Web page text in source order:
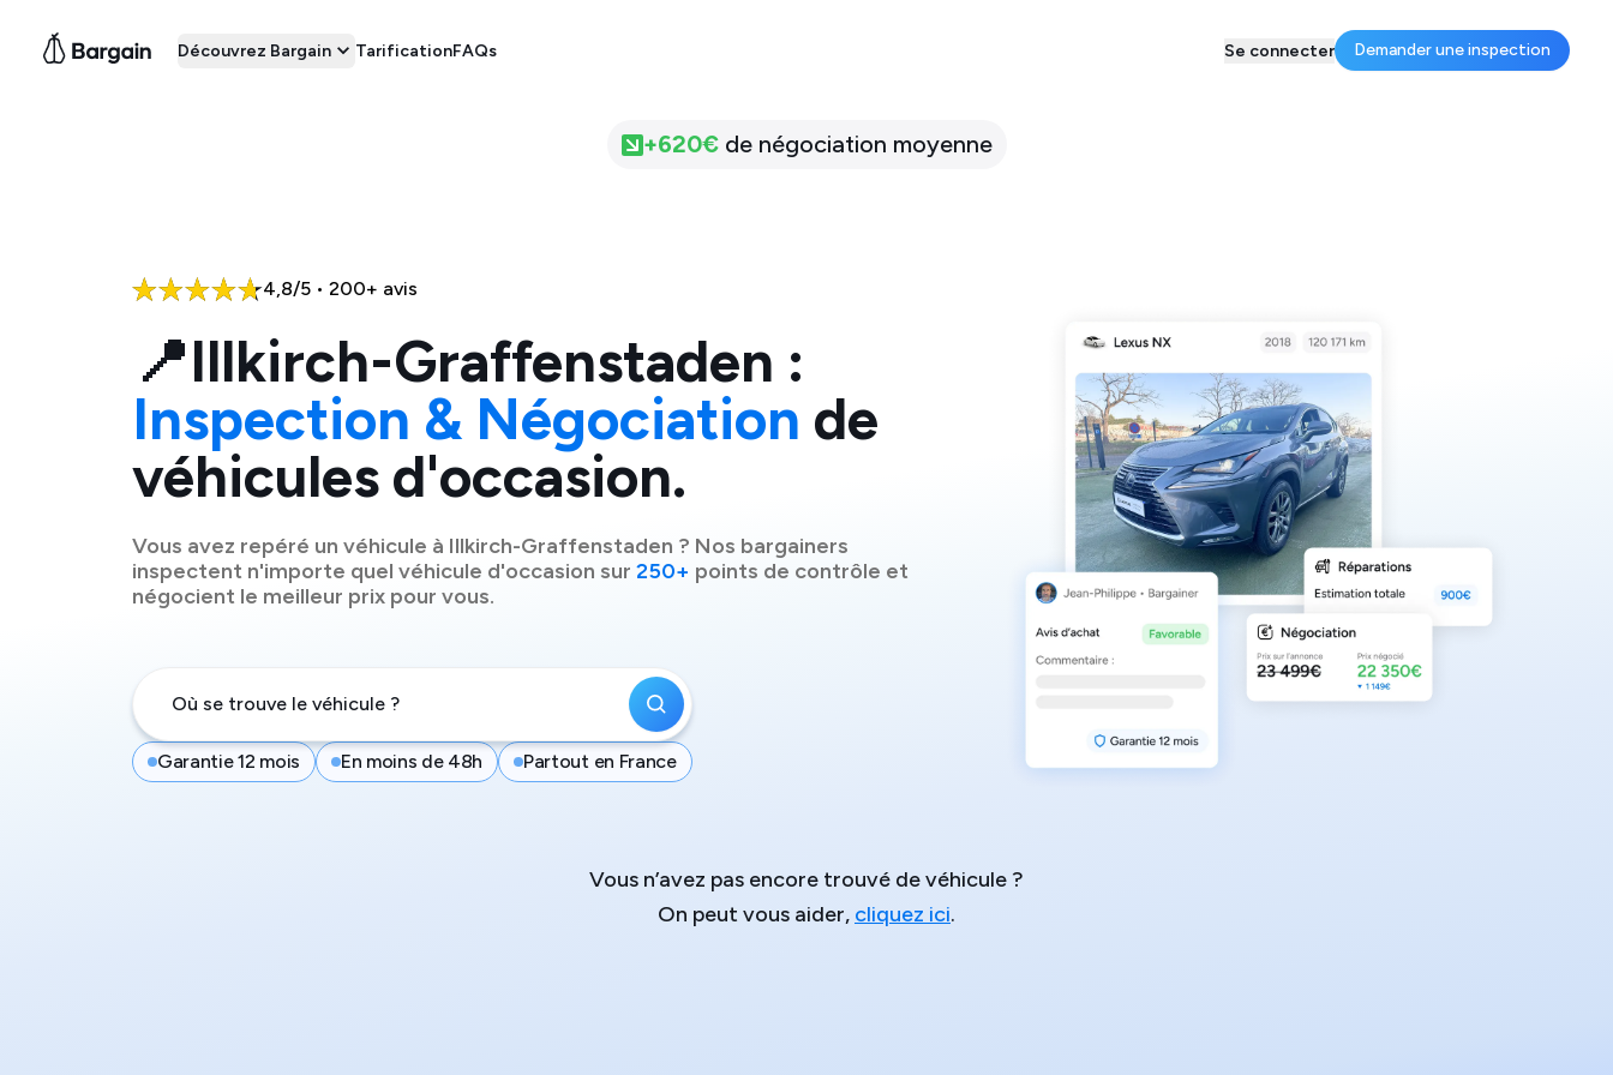
Découvrez Bargain TarificationFAQs Se connecter Demander une inspection
+620€ de négociation moyenne
4,8/5 • 200+ avis
📍Illkirch-Graffenstaden :
Inspection & Négociation de
véhicules d'occasion.
Vous avez repéré un véhicule à Illkirch-Graffenstaden ? Nos bargainers
inspectent n'importe quel véhicule d'occasion sur 250+ points de contrôle et
négocient le meilleur prix pour vous.
Garantie 12 mois En moins de 48h Partout en France
Vous n’avez pas encore trouvé de véhicule ?
On peut vous aider, cliquez ici.